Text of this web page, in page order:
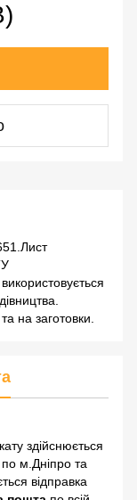
на заготовки.
здійснюється
м.Дніпро та
відправка